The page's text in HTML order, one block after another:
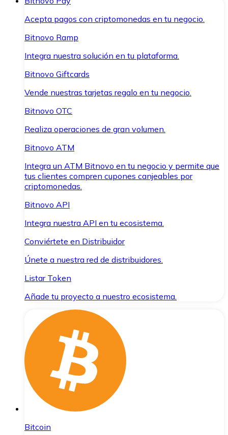
Acepta pagos con criptomonedas en tu negocio.
Bitnovo Ramp
Integra nuestra solución en tu plataforma.
Bitnovo Giftcards
Vende nuestras tarjetas regalo en tu negocio.
Bitnovo OTC
Realiza operaciones de gran volumen.
Bitnovo ATM
Integra un ATM Bitnovo en tu negocio y permite que
tus clientes compren cupones canjeables por
criptomonedas.
Bitnovo API
Integra nuestra API en tu ecosistema.
Conviértete en Distribuidor
Únete a nuestra red de distribuidores.
Listar Token
Añade tu proyecto a nuestro ecosistema.
Bitcoin